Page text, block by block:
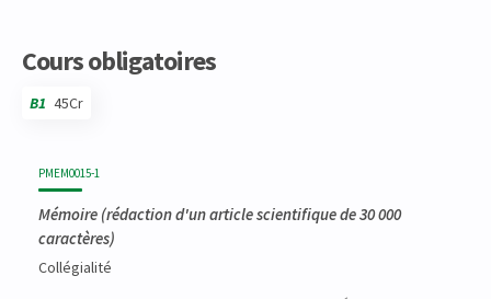
Cours obligatoires
B1 45Cr
PMEM0015-1
Mémoire (rédaction d'un article scientifique de 30 000
caractères)
Collégialité